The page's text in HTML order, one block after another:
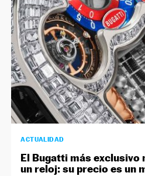
ACTUALIDAD
El Bugatti más exclusivo
un reloj: su precio es un